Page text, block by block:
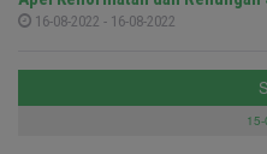
16-08-2022 - 16-08-2022